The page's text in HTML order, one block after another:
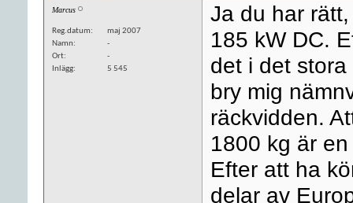
Marcus
Reg.datum
maj 2007
Namn
-
Ort
-
Inlägg
5 545
Ja du har
185 kW DC.
det i det
bry mig
räckvidden.
1800 kg är
Efter att ha
delar av